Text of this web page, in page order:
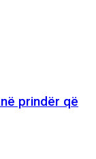
prindër që